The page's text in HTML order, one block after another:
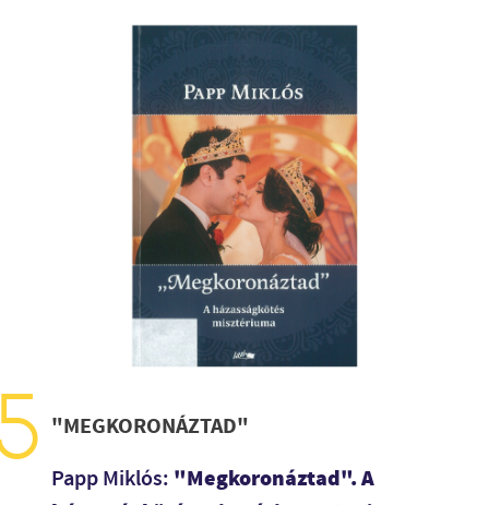
"MEGKORONÁZTAD"
Papp Miklós: "Megkoronáztad". A